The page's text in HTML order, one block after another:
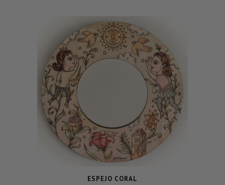
ESPEJO CORAL